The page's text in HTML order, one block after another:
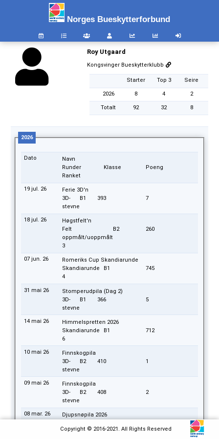
Norges Bueskytterforbund
Roy Utgaard
Kongsvinger Bueskytterklubb
Starter Top 3 Seire
2026 8 4 2
Totalt 92 32 8
2026
Dato
Navn
Runder
Klasse
Poeng
Ranket
19 jul. 26
Ferie 3D'n
3D-
stevne
B1 393 7
18 jul. 26
Høgstfelt'n
Felt
oppmålt/uoppmålt
B2 260
3
07 jun. 26
Romeriks Cup Skandiarunde
Skandiarunde
B1
745
4
31 mai 26
Stomperudpila (Dag 2)
3D-
stevne
B1 366 5
14 mai 26
Himmelspretten 2026
Skandiarunde
B1
712
6
10 mai 26
Finnskogpila
3D-
stevne
B2 410 1
09 mai 26
Finnskogpila
3D-
stevne
B2 408 2
08 mar. 26
Djupsnøpila 2026
stevne
Copyright © 2016-2021. All Rights Reserved